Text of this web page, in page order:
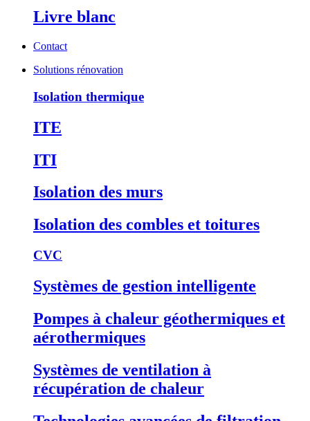
Livre blanc
Contact
Solutions rénovation
Isolation thermique
ITE
ITI
Isolation des murs
Isolation des combles et toitures
CVC
Systèmes de gestion intelligente
Pompes à chaleur géothermiques et
aérothermiques
Systèmes de ventilation à
récupération de chaleur